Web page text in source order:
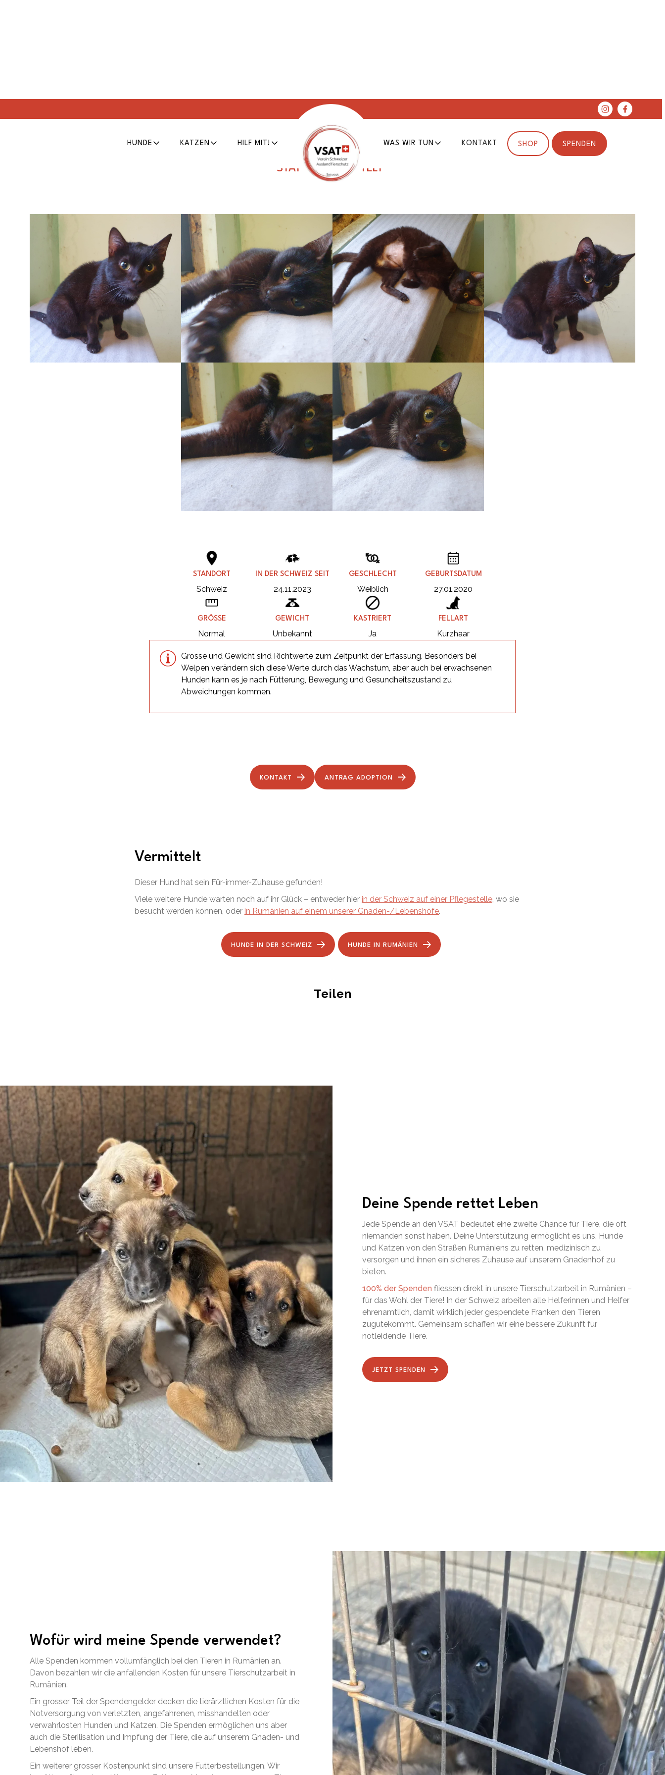
HUNDE KATZEN HILF MIT! WAS WIR TUN KONTAKT SHOP SPENDEN
Sissy
07.03.2023 Tier Nr.
STATUS: VERMITTELT
STANDORT
Schweiz
IN DER SCHWEIZ SEIT
24.11.2023
GESCHLECHT
Weiblich
GEBURTSDATUM
27.01.2020
GRÖSSE
Normal
GEWICHT
Unbekannt
KASTRIERT
Ja
FELLART
Kurzhaar
Grösse und Gewicht sind Richtwerte zum Zeitpunkt der Erfassung. Besonders bei
Welpen verändern sich diese Werte durch das Wachstum, aber auch bei erwachsenen
Hunden kann es je nach Fütterung, Bewegung und Gesundheitszustand zu
Abweichungen kommen.
KONTAKT ANTRAG ADOPTION
Vermittelt
Dieser Hund hat sein Für-immer-Zuhause gefunden!
Viele weitere Hunde warten noch auf ihr Glück – entweder hier in der Schweiz auf einer Pflegestelle, wo sie
besucht werden können, oder in Rumänien auf einem unserer Gnaden-/Lebenshöfe.
HUNDE IN DER SCHWEIZ HUNDE IN RUMÄNIEN
Teilen
Deine Spende rettet Leben
Jede Spende an den VSAT bedeutet eine zweite Chance für Tiere, die oft
niemanden sonst haben. Deine Unterstützung ermöglicht es uns, Hunde
und Katzen von den Straßen Rumäniens zu retten, medizinisch zu
versorgen und ihnen ein sicheres Zuhause auf unserem Gnadenhof zu
bieten.
100% der Spenden fliessen direkt in unsere Tierschutzarbeit in Rumänien –
für das Wohl der Tiere! In der Schweiz arbeiten alle Helferinnen und Helfer
ehrenamtlich, damit wirklich jeder gespendete Franken den Tieren
zugutekommt. Gemeinsam schaffen wir eine bessere Zukunft für
notleidende Tiere.
JETZT SPENDEN
Wofür wird meine Spende verwendet?
Alle Spenden kommen vollumfänglich bei den Tieren in Rumänien an.
Davon bezahlen wir die anfallenden Kosten für unsere Tierschutzarbeit in
Rumänien.
Ein grosser Teil der Spendengelder decken die tierärztlichen Kosten für die
Notversorgung von verletzten, angefahrenen, misshandelten oder
verwahrlosten Hunden und Katzen. Die Spenden ermöglichen uns aber
auch die Sterilisation und Impfung der Tiere, die auf unserem Gnaden- und
Lebenshof leben.
Ein weiterer grosser Kostenpunkt sind unsere Futterbestellungen. Wir